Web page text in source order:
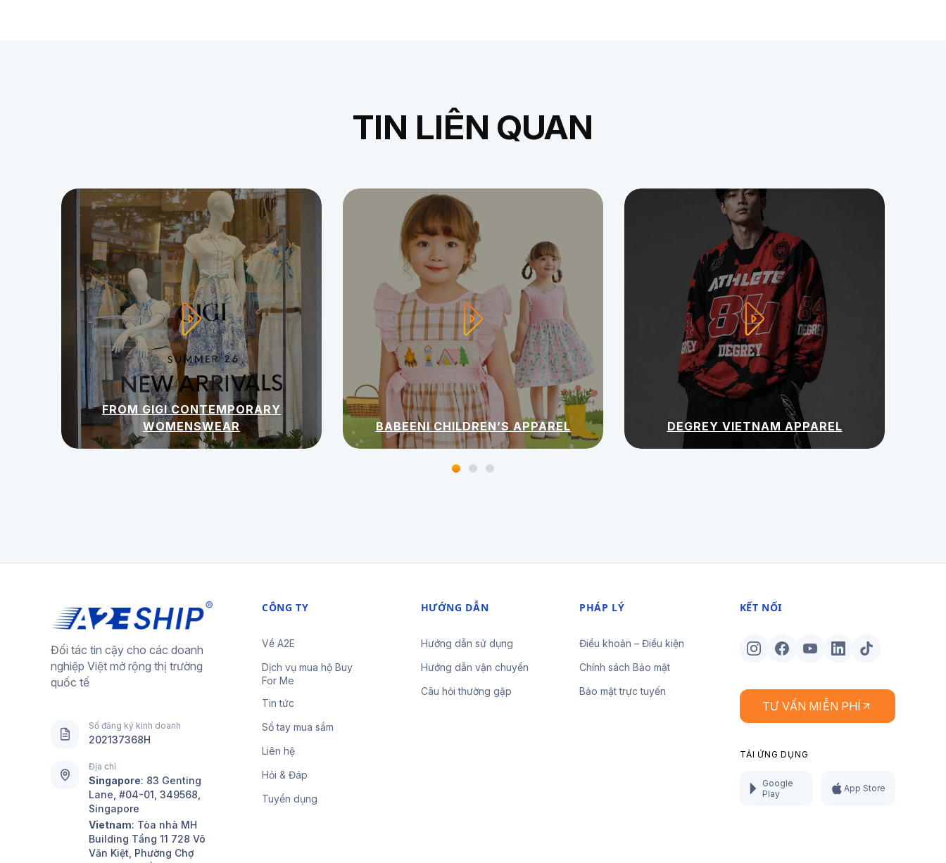
TIN LIÊN QUAN
FROM GIGI CONTEMPORARY
WOMENSWEAR
BABEENI CHILDREN’S APPAREL DEGREY VIETNAM APPAREL
Đối tác tin cậy cho các doanh
nghiệp Việt mở rộng thị trường
quốc tế
Số đăng ký kinh doanh
202137368H
Địa chỉ
Singapore: 83 Genting
Lane, #04-01, 349568,
Singapore
Vietnam: Tòa nhà MH
Building Tầng 11 728 Võ
Văn Kiệt, Phường Chợ
CÔNG TY
Về A2E
Dịch vụ mua hộ Buy
For Me
Tin tức
Sổ tay mua sắm
Liên hệ
Hỏi & Đáp
Tuyển dụng
HƯỚNG DẪN
Hướng dẫn sử dụng
Hướng dẫn vận chuyển
Câu hỏi thường gặp
PHÁP LÝ
Điều khoản – Điều kiện
Chính sách Bảo mật
Bảo mật trực tuyến
KẾT NỐI
TƯ VẤN MIỄN PHÍ
TẢI ỨNG DỤNG
Google
Play
App Store